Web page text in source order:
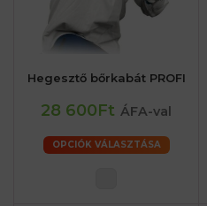
Hegesztő bőrkabát PROFI
28 600Ft ÁFA-val
OPCIÓK VÁLASZTÁSA